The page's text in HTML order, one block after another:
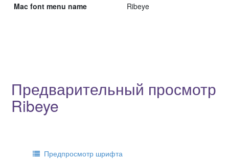
Mac font menu name
Ribeye
Предварительный просмотр
Ribeye
Предпросмотр шрифта